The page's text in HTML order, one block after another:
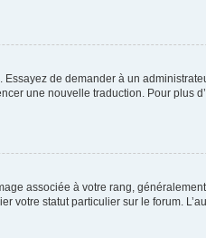
de demander à un
une nouvelle traduction. Pour plus
associée à votre rang,
votre statut particulier sur le forum.